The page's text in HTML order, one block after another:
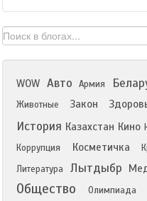
WOW Авто Армия
Животные
Закон
История Казахстан Кино
Коррупция Косметичка
Литература Лытдыбр
Общество Олимпиада